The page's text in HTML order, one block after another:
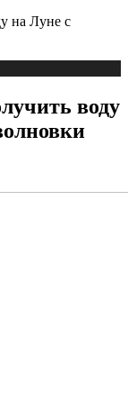
на Луне с
воду